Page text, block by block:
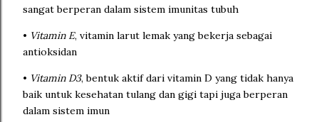
sangat berperan dalam sistem imunitas tubuh
• Vitamin E, vitamin larut lemak yang bekerja sebagai
antioksidan
• Vitamin D3, bentuk aktif dari vitamin D yang tidak hanya
baik untuk kesehatan tulang dan gigi tapi juga berperan
dalam sistem imun